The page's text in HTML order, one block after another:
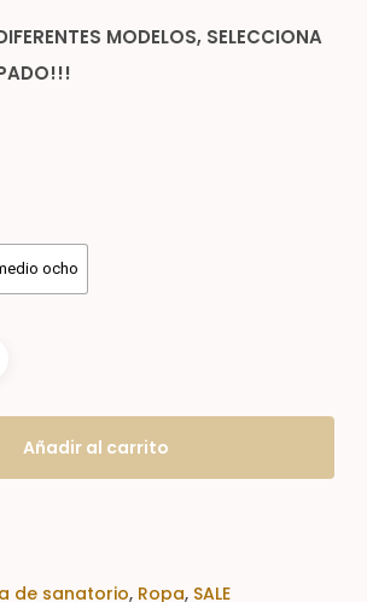
MODELOS, SELECCIONA
ocho
Añadir al carrito
de sanatorio, Ropa, SALE